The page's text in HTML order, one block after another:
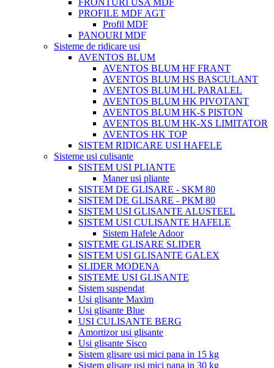
FRONTURI USA MDF
PROFILE MDF AGT
Profil MDF
PANOURI MDF
Sisteme de ridicare usi
AVENTOS BLUM
AVENTOS BLUM HF FRANT
AVENTOS BLUM HS BASCULANT
AVENTOS BLUM HL PARALEL
AVENTOS BLUM HK PIVOTANT
AVENTOS BLUM HK-S PISTON
AVENTOS BLUM HK-XS LIMITATOR
AVENTOS HK TOP
SISTEM RIDICARE USI HAFELE
Sisteme usi culisante
SISTEM USI PLIANTE
Maner usi pliante
SISTEM DE GLISARE - SKM 80
SISTEM DE GLISARE - PKM 80
SISTEM USI GLISANTE ALUSTEEL
SISTEM USI CULISANTE HAFELE
Sistem Hafele Adoor
SISTEME GLISARE SLIDER
SISTEM USI GLISANTE GALEX
SLIDER MODENA
SISTEME USI GLISANTE
Sistem suspendat
Usi glisante Maxim
Usi glisante Blue
USI CULISANTE BERG
Amortizor usi glisante
Usi glisante Sisco
Sistem glisare usi mici pana in 15 kg
Sistem glisare usi mici pana in 30 kg